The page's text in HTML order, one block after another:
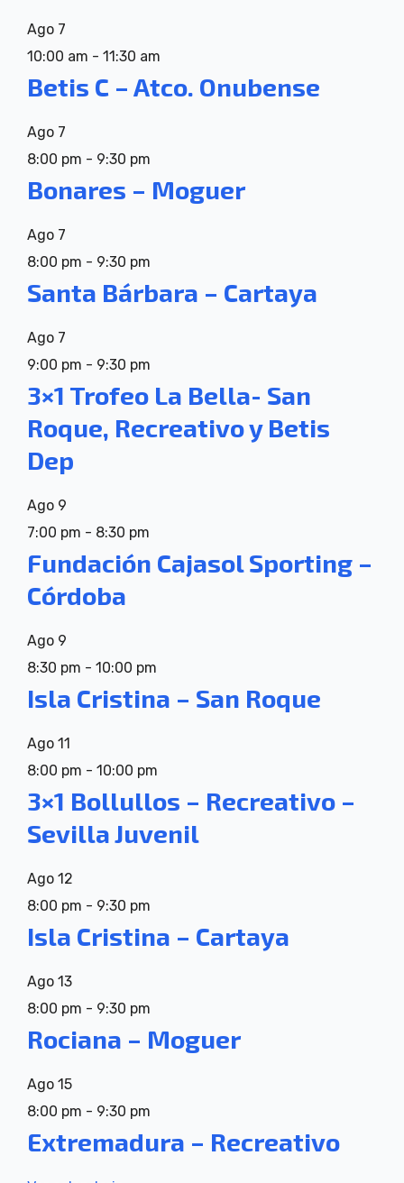
Ago 7
10:00 am - 11:30 am
Betis C – Atco. Onubense
Ago 7
8:00 pm - 9:30 pm
Bonares – Moguer
Ago 7
8:00 pm - 9:30 pm
Santa Bárbara – Cartaya
Ago 7
9:00 pm - 9:30 pm
3×1 Trofeo La Bella- San
Roque, Recreativo y Betis
Dep
Ago 9
7:00 pm - 8:30 pm
Fundación Cajasol Sporting –
Córdoba
Ago 9
8:30 pm - 10:00 pm
Isla Cristina – San Roque
Ago 11
8:00 pm - 10:00 pm
3×1 Bollullos – Recreativo –
Sevilla Juvenil
Ago 12
8:00 pm - 9:30 pm
Isla Cristina – Cartaya
Ago 13
8:00 pm - 9:30 pm
Rociana – Moguer
Ago 15
8:00 pm - 9:30 pm
Extremadura – Recreativo